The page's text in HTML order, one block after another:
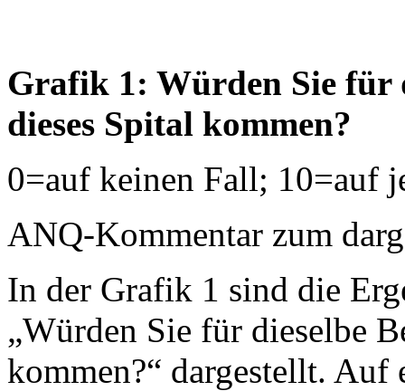
Grafik 1: Würden Sie für
dieses Spital kommen?
0=auf keinen Fall; 10=auf
ANQ-Kommentar zum
In der Grafik 1 sind die
„Würden Sie für dieselbe
kommen?“ dargestellt. Auf